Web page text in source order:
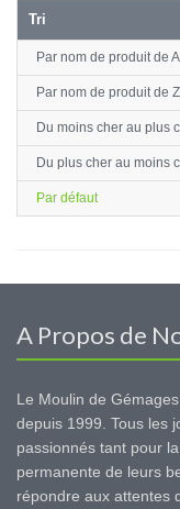
Tri
Par nom de produit de
Par nom de produit de
Du moins cher au plus
Du plus cher au moins
Par défaut
A Propos de
Le Moulin de
depuis 1999. Tous les
passionnés tant pour
permanente de leurs
répondre aux attentes